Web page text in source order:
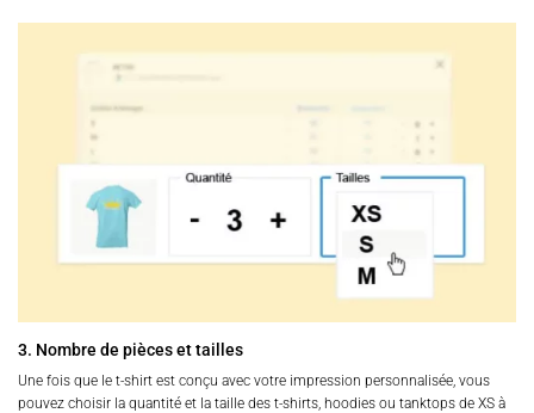
3. Nombre de pièces et tailles
Une fois que le t-shirt est conçu avec votre impression personnalisée, vous
pouvez choisir la quantité et la taille des t-shirts, hoodies ou tanktops de XS à